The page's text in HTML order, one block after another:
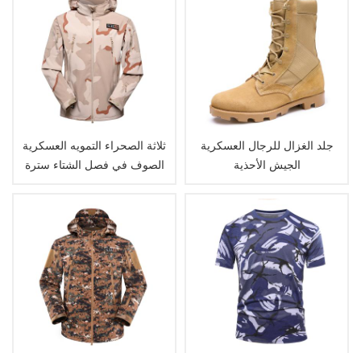
ثلاثة الصحراء التمويه العسكرية
الصوف في فصل الشتاء سترة
جلد الغزال للرجال العسكرية
الجيش الأحذية